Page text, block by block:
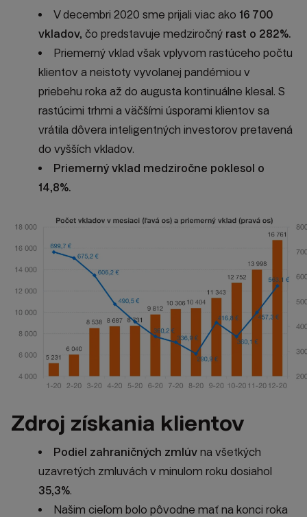
V decembri 2020 sme prijali viac ako 16 700
vkladov, čo predstavuje medziročný rast o 282%.
Priemerný vklad však vplyvom rastúceho počtu
klientov a neistoty vyvolanej pandémiou v
priebehu roka až do augusta kontinuálne klesal. S
rastúcimi trhmi a väčšími úsporami klientov sa
vrátila dôvera inteligentných investorov pretavená
do vyšších vkladov.
Priemerný vklad medziročne poklesol o
14,8%.
Zdroj získania klientov
Podiel zahraničných zmlúv na všetkých
uzavretých zmluvách v minulom roku dosiahol
35,3%.
Našim cieľom bolo pôvodne mať na konci roka